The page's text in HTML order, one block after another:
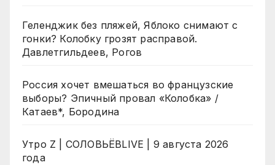
Геленджик без пляжей, Яблоко снимают с
гонки? Колобку грозят расправой.
Давлетгильдеев, Рогов
Россия хочет вмешаться во французские
выборы? Эпичный провал «Колобка» /
Катаев*, Бородина
Утро Z | СОЛОВЬЁВLIVE | 9 августа 2026
года